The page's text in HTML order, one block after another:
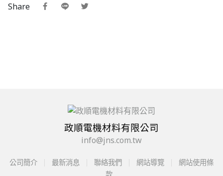
Share
政順電機材料有限公司
info@jns.com.tw
公司簡介 最新消息 聯絡我們 網站導覽
網站使用條